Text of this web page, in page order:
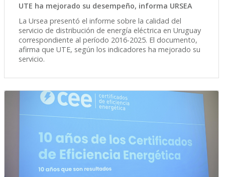
UTE ha mejorado su desempeño, informa URSEA
La Ursea presentó el informe sobre la calidad del
servicio de distribución de energía eléctrica en Uruguay
correspondiente al período 2016-2025. El documento,
afirma que UTE, según los indicadores ha mejorado su
servicio.